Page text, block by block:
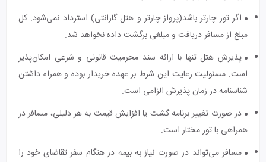
اگر تور چارتر باشد(پرواز چارتر و هتل گارانتی) استرداد نمی‌شود. کل
مبلغ از مسافر دریافت و مبلغی برگشت داده نخواهد شد.
پذیرش هتل تنها با ارائه سند محرمیت قانونی و شرعی امکان‌پذیر
است. مسئولیت رعایت این شرط بر عهده خریدار بوده و همراه داشتن
شناسنامه در زمان پذیرش الزامی است.
در صورت تغییر برنامه گشت یا افزایش قیمت به هر دلیلی، مسافر در
همراهی با تور مختار است.
مسافر می‌تواند در صورت نیاز به بیمه در هنگام سفر تقاضای خود را